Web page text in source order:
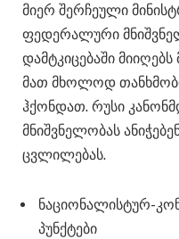
მიერ შერჩეული
ფედერალური
დამტკიცებაში
მათ მხოლოდ
ჰქონდათ. რუსი
მნიშვნელობას
ცვლილებას.
ნაციონალისტურ-
პუნქტები